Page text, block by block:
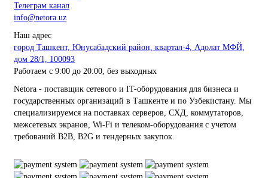
Телеграм канал
info@netora.uz
Наш адрес
город Ташкент, Юнусабадский район, квартал-4, Адолат МФЙ,
дом 28/1, 100093
Работаем с 9:00 до 20:00, без выходных
Netora - поставщик сетевого и IT-оборудования для бизнеса и
государственных организаций в Ташкенте и по Узбекистану. Мы
специализируемся на поставках серверов, СХД, коммутаторов,
межсетевых экранов, Wi-Fi и телеком-оборудования с учетом
требований B2B, B2G и тендерных закупок.